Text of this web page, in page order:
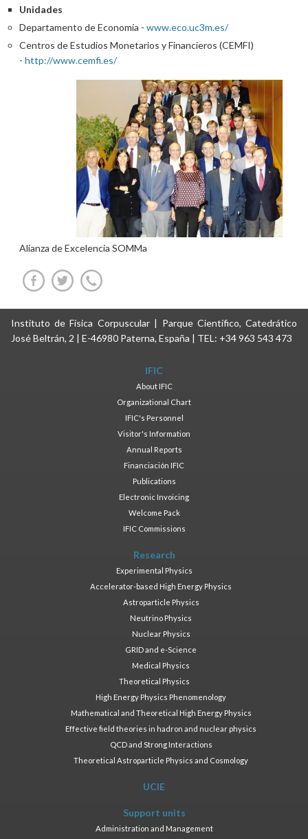
Unidades
Departamento de Economía - www.eco.uc3m.es/
Centros de Estudios Monetarios y Financieros (CEMFI)
- http://www.cemfi.es/
Alianza de Excelencia SOMMa
Instituto de Física Corpuscular | Parque Científico, Catedrático
José Beltrán, 2 | E-46980 Paterna, España | TEL: +34 963 543 473
IFIC
About IFIC
Organizational Chart
IFIC's Personnel
Visitor's Information
Annual Reports
Financiación IFIC
Publications
Electronic Invoicing
Welcome Pack
IFIC Commissions
Research
Experimental Physics
Accelerator-based High Energy Physics
Astroparticle Physics
Neutrino Physics
Nuclear Physics
GRID and e-Science
Medical Physics
Theoretical Physics
High Energy Physics Phenomenology
Mathematical and Theoretical High Energy Physics
Effective field theories in hadron and nuclear physics
QCD and Strong Interactions
Theoretical Astroparticle Physics and Cosmology
UCIE
Support units
Administration and Management